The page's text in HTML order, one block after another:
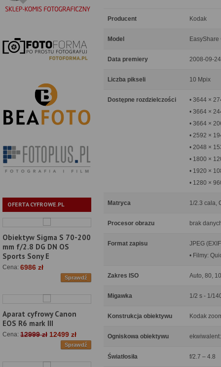
OFERTA CYFROWE.PL
Obiektyw Sigma S 70-200
mm f/2.8 DG DN OS
Sports Sony E
Cena: 6986 zł
Sprawdź
Aparat cyfrowy Canon
EOS R6 mark III
Cena: 12999 zł 12499 zł
Sprawdź
Producent Kodak
Model EasyShare
Data premiery 2008-09-24
Liczba pikseli 10 Mpix
Dostępne rozdzielczości
• 3644 ×
• 3664 ×
• 3664 ×
• 2592 ×
• 2048 ×
• 1800 ×
• 1920 ×
• 1280 ×
Matryca 1/2.3 cala,
Procesor obrazu brak
Format zapisu
JPEG
• Filmy:
Zakres ISO Auto, 80,
Migawka 1/2 s - 1/
Konstrukcja obiektywu Kodak
Ogniskowa obiektywu
Światłosiła f/2.7 – 4.8